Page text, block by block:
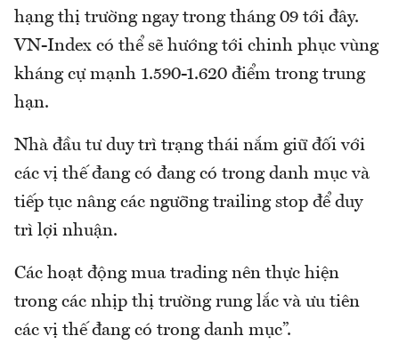
hạng thị trường ngay trong tháng 09 tới đây.
VN-Index có thể sẽ hướng tới chinh phục vùng
kháng cự mạnh 1.590-1.620 điểm trong trung
hạn.
Nhà đầu tư duy trì trạng thái nắm giữ đối với
các vị thế đang có đang có trong danh mục và
tiếp tục nâng các ngưỡng trailing stop để duy
trì lợi nhuận.
Các hoạt động mua trading nên thực hiện
trong các nhịp thị trường rung lắc và ưu tiên
các vị thế đang có trong danh mục”.